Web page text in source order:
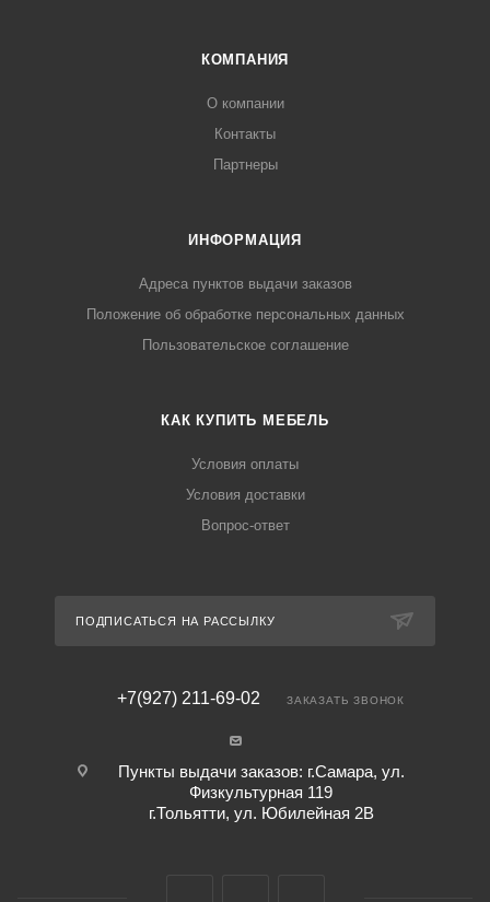
КОМПАНИЯ
О компании
Контакты
Партнеры
ИНФОРМАЦИЯ
Адреса пунктов выдачи заказов
Положение об обработке персональных данных
Пользовательское соглашение
КАК КУПИТЬ МЕБЕЛЬ
Условия оплаты
Условия доставки
Вопрос-ответ
ПОДПИСАТЬСЯ НА РАССЫЛКУ
+7(927) 211-69-02 ЗАКАЗАТЬ ЗВОНОК
Пункты выдачи заказов: г.Самара, ул.
Физкультурная 119
г.Тольятти, ул. Юбилейная 2В